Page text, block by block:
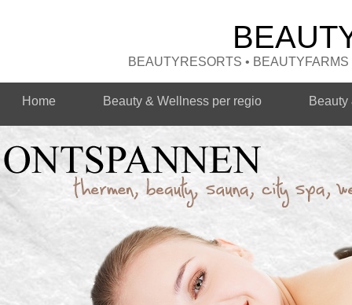
BEAUTYRESORTS •
Home Beauty & Wellness per regio Beauty